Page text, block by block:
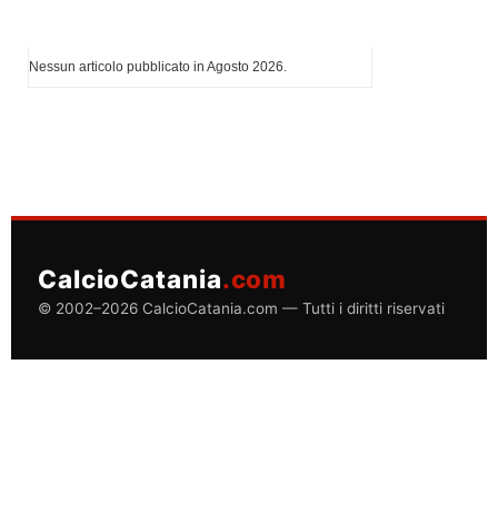
Nessun articolo pubblicato in Agosto 2026.
CalcioCatania.com
© 2002–2026 CalcioCatania.com — Tutti i diritti riservati